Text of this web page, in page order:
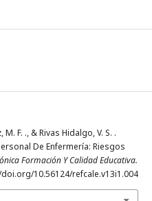
F. ., & Rivas Hidalgo, V. S. .
De Enfermería: Riesgos
Formación Y Calidad Educativa.
10.56124/refcale.v13i1.004